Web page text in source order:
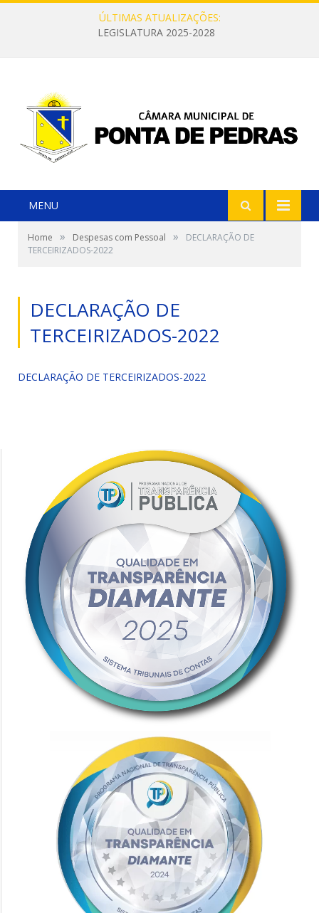
ÚLTIMAS ATUALIZAÇÕES:
LEGISLATURA 2025-2028
MENU
Home » Despesas com Pessoal »
DECLARAÇÃO DE
TERCEIRIZADOS-2022
DECLARAÇÃO DE
TERCEIRIZADOS-2022
DECLARAÇÃO DE TERCEIRIZADOS-2022